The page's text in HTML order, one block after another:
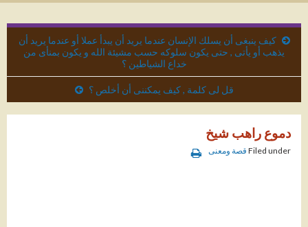
كيف ينبغى أن يسلك الإنسان عندما يريد أن يبدأ عملا أو عندما يريد أن
يذهب أو يأتى , حتى يكون سلوكه حسب مشيئة الله و يكون بمنأى من
خداع الشياطين ؟
قل لى كلمة , كيف يمكننى أن أخلص ؟
دموع راهب شيخ
Filed underقصة ومعنى